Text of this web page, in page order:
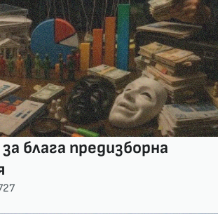
блага предизборна